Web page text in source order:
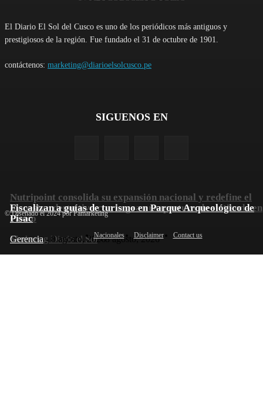
Nutripoint consolida su expansión nacional y redefine el
bienestar deportivo con la gran reapertura de su tienda en
Cusco
Marketing Diario el Sol - 8 agosto, 2026
Fiscalizan a guías de turismo en Parque Arqueológico de
Pisac
Gerencia - 8 agosto, 2026
El Diario El Sol del Cusco es uno de los periódicos más antiguos y
prestigiosos de la región. Fue fundado el 31 de octubre de 1901.
contáctenos: marketing@diarioelsolcusco.pe
SIGUENOS EN
© Diseñado el 2024 por Pamarketing
Nacionales Disclaimer Contact us